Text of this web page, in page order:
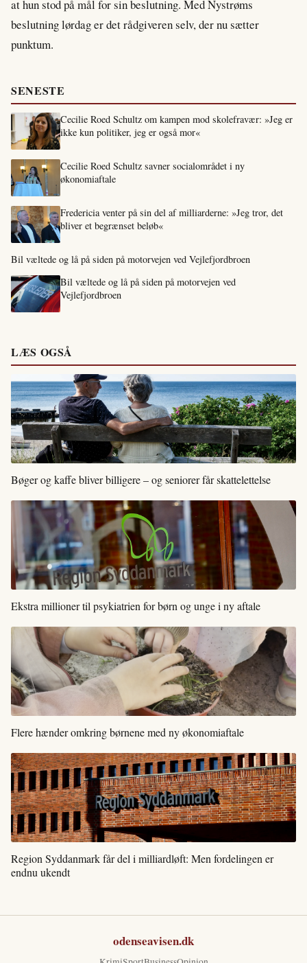
at hun stod på mål for sin beslutning. Med Nystrøms
beslutning lørdag er det rådgiveren selv, der nu sætter
punktum.
SENESTE
Cecilie Roed Schultz om kampen mod skolefravær: »Jeg er
ikke kun politiker, jeg er også mor«
Cecilie Roed Schultz savner socialområdet i ny
økonomiaftale
Fredericia venter på sin del af milliarderne: »Jeg tror, det
bliver et begrænset beløb«
Bil væltede og lå på siden på motorvejen ved Vejlefjordbroen
Bil væltede og lå på siden på motorvejen ved
Vejlefjordbroen
LÆS OGSÅ
Bøger og kaffe bliver billigere – og seniorer får skattelettelse
Ekstra millioner til psykiatrien for børn og unge i ny aftale
Flere hænder omkring børnene med ny økonomiaftale
Region Syddanmark får del i milliardløft: Men fordelingen er
endnu ukendt
odenseavisen.dk